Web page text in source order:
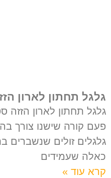
גלגל תחתון לארון
גלגל תחתון לארון הזזה
פעם קורה שישנו צורך
גלגלים זולים שנשברים
כאלה שעמידים
קרא עוד »